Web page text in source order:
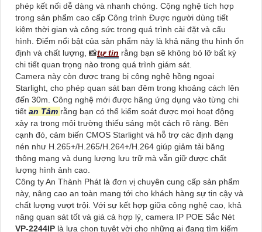
phép kết nối dễ dàng và nhanh chóng. Cộng nghệ tích hợp
trong sản phẩm cao cấp Công trình Được người dùng tiết
kiệm thời gian và công sức trong quá trình cài đặt và cấu
hình. Điểm nổi bật của sản phẩm này là khả năng thu hình ổn
định và chất lượng, 📸tự tin rằng bạn sẽ không bỏ lỡ bất kỳ
chi tiết quan trọng nào trong quá trình giám sát.
Camera này còn được trang bị công nghệ hồng ngoại
Starlight, cho phép quan sát ban đêm trong khoảng cách lên
đến 30m. Công nghệ mới được hãng ứng dụng vào từng chi
tiết an Tâm rằng bạn có thể kiểm soát được mọi hoạt động
xảy ra trong môi trường thiếu sáng một cách rõ ràng. Bên
cạnh đó, cảm biến CMOS Starlight và hỗ trợ các định dạng
nén như H.265+/H.265/H.264+/H.264 giúp giảm tải băng
thông mạng và dung lượng lưu trữ mà vẫn giữ được chất
lượng hình ảnh cao.
Công ty An Thành Phát là đơn vị chuyên cung cấp sản phẩm
này, nâng cao an toàn mang tới cho khách hàng sự tin cậy và
chất lượng vượt trội. Với sự kết hợp giữa công nghệ cao, khả
năng quan sát tốt và giá cả hợp lý, camera IP POE Sắc Nét
VP-2244IP là lựa chọn tuyệt vời cho những ai đang tìm kiếm